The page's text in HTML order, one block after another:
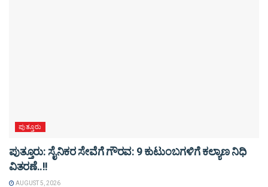
ಪುತ್ತೂರು
ಪುತ್ತೂರು: ಸೈನಿಕರ ಸೇವೆಗೆ ಗೌರವ: 9 ಕುಟುಂಬಗಳಿಗೆ ಕಲ್ಯಾಣ ನಿಧಿ
ವಿತರಣೆ..!!
AUGUST 5, 2026